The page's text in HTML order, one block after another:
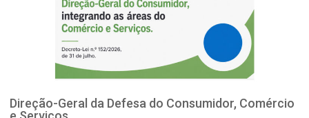
Direção-Geral da Defesa do Consumidor, Comércio